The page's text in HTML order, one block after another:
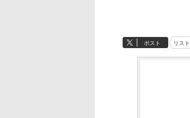
ポスト リスト